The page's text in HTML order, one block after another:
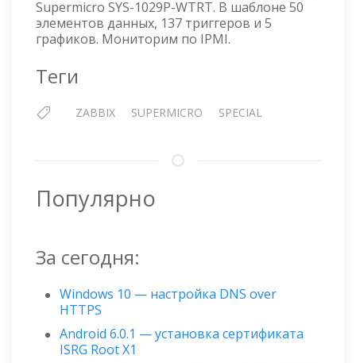
SUPERMICRO
SYS-
1029P-
Supermicro SYS-1029P-WTRT. В шаблоне 50
элементов данных, 137 триггеров и 5
графиков. Мониторим по IPMI.
Теги
ZABBIX SUPERMICRO SPECIAL
Популярно
За сегодня:
Windows 10 — настройка DNS over
HTTPS
Android 6.0.1 — установка сертификата
ISRG Root X1